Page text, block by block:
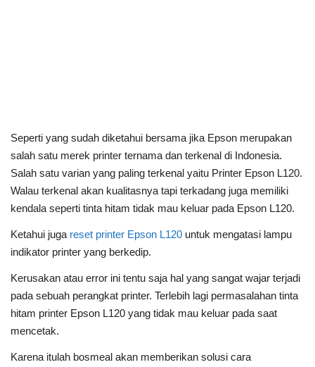
Seperti yang sudah diketahui bersama jika Epson merupakan
salah satu merek printer ternama dan terkenal di Indonesia.
Salah satu varian yang paling terkenal yaitu Printer Epson L120.
Walau terkenal akan kualitasnya tapi terkadang juga memiliki
kendala seperti tinta hitam tidak mau keluar pada Epson L120.
Ketahui juga reset printer Epson L120 untuk mengatasi lampu
indikator printer yang berkedip.
Kerusakan atau error ini tentu saja hal yang sangat wajar terjadi
pada sebuah perangkat printer. Terlebih lagi permasalahan tinta
hitam printer Epson L120 yang tidak mau keluar pada saat
mencetak.
Karena itulah bosmeal akan memberikan solusi cara